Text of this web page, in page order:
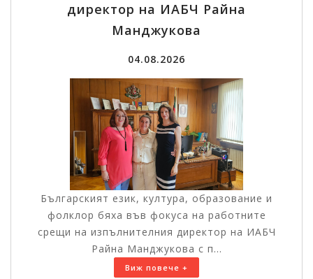
директор на ИАБЧ Райна
Манджукова
04.08.2026
Българският език, култура, образование и
фолклор бяха във фокуса на работните
срещи на изпълнителния директор на ИАБЧ
Райна Манджукова с п...
Виж повече +